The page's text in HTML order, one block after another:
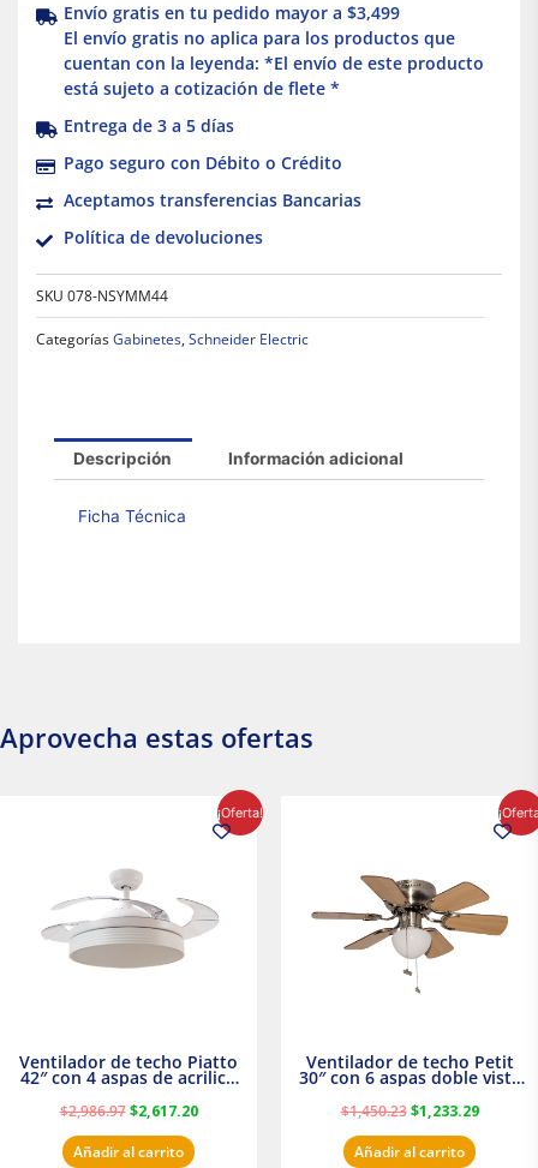
Envío gratis en tu pedido mayor a $3,499
El envío gratis no aplica para los productos que
cuentan con la leyenda: *El envío de este producto
está sujeto a cotización de flete *
Entrega de 3 a 5 días
Pago seguro con Débito o Crédito
Aceptamos transferencias Bancarias
Política de devoluciones
SKU 078-NSYMM44
CategoríasGabinetes, Schneider Electric
Descripción Información adicional
Ficha Técnica
Aprovecha estas ofertas
¡Oferta!
Ventilador de techo Piatto
42″ con 4 aspas de acrilico
transparente
$2,986.97
$2,986.97.
$2,617.20
precio
actual
Añadir al carrito
Ventilador de techo Petit
30″ con 6 aspas doble vista
Satinado Masterfan
$1,450.23
$1,450.23.
$1,233.29
precio
actual
Añadir al carrito